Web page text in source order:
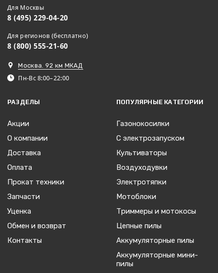
Для Москвы
8 (495) 229-04-20
Для регионов (бесплатно)
8 (800) 555-21-60
Москва. 92 км МКАД
Пн-Вс 8:00–22:00
РАЗДЕЛЫ
Акции
О компании
Доставка
Оплата
Прокат техники
Запчасти
Уценка
Обмен и возврат
Контакты
ПОПУЛЯРНЫЕ КАТЕГОРИИ
Газонокосилки
С электрозапуском
Культиваторы
Воздуходувки
Электротяпки
Мотоблоки
Триммеры и мотокосы
Цепные пилы
Аккумуляторные пилы
Аккумуляторные мини-
пилы